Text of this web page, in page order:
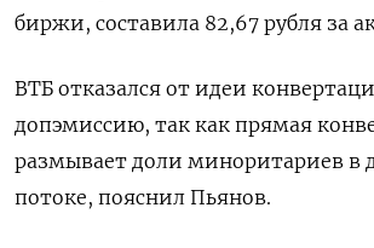
биржи, составила 82,67 ​рубля за
ВТБ отказался ​от идеи
‌допэмиссию, так как прямая
размывает доли миноритариев в
потоке, пояснил Пьянов.